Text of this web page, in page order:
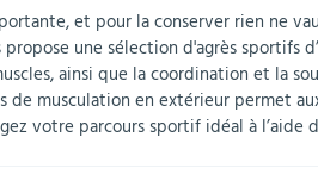
et pour la conserver rien ne
une sélection d'agrès sportifs
ainsi que la coordination et la
de musculation en extérieur permet
votre parcours sportif idéal à l’aide